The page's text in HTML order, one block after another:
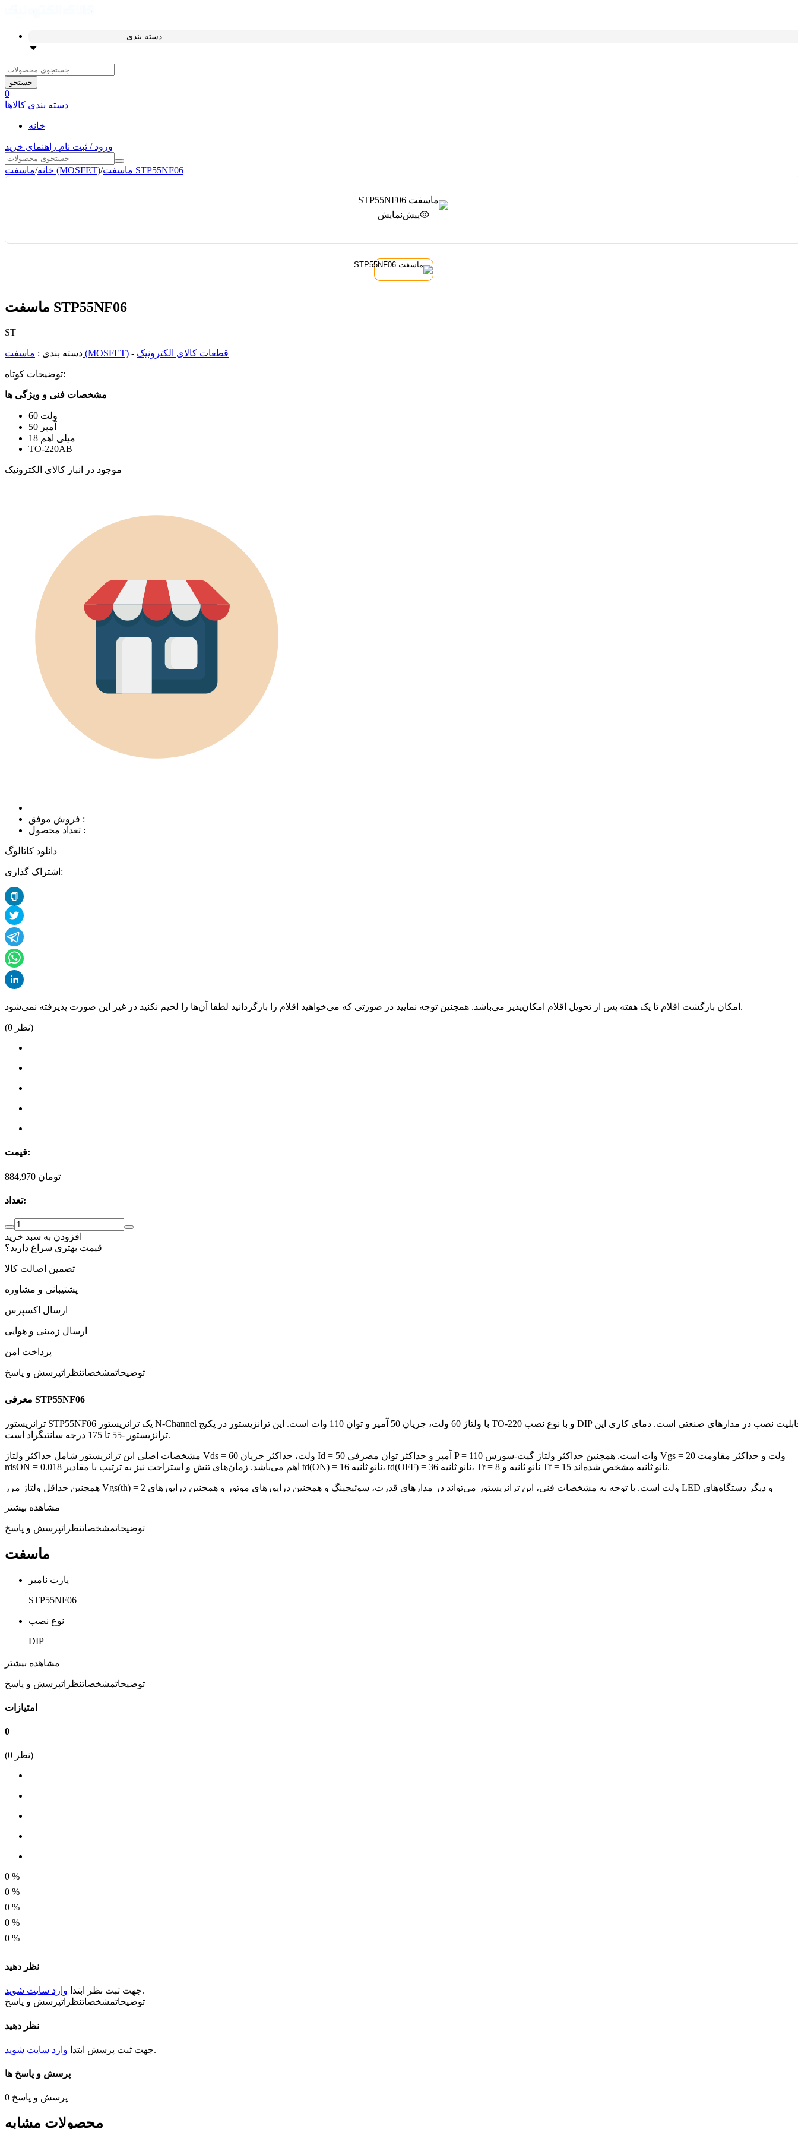
دسته بندی
جستجو
0
دسته بندی کالاها
خانه
ورود / ثبت نام راهنمای خرید
خانه/ ماسفت (MOSFET)/ ماسفت STP55NF06
پیش‌نمایش
ماسفت STP55NF06
ST
دسته بندی : ماسفت (MOSFET) - قطعات کالای الکترونیک
توضیحات کوتاه:
مشخصات فنی و ویژگی ها
60 ولت
50 آمپر
18 میلی اهم
TO-220AB
موجود در انبار کالای الکترونیک
فروش موفق :
تعداد محصول :
دانلود کاتالوگ
اشتراک گذاری:
امکان بازگشت اقلام تا یک هفته پس از تحویل اقلام امکان‌پذیر می‌باشد. همچنین توجه نمایید در صورتی که می‌خواهید اقلام را بازگردانید لطفا آن‌ها را لحیم نکنید در غیر این صورت پذیرفته نمی‌شود.
(0 نظر)
قیمت:
884,970 تومان
تعداد:
افزودن به سبد خرید
قیمت بهتری سراغ دارید؟
تضمین اصالت کالا
پشتیبانی و مشاوره
ارسال اکسپرس
ارسال زمینی و هوایی
پرداخت امن
توضیحاتمشخصاتنظراتپرسش و پاسخ
معرفی STP55NF06
ترانزیستور STP55NF06 یک ترانزیستور N-Channel با ولتاژ 60 ولت، جریان 50 آمپر و توان 110 وات است. این ترانزیستور در پکیج TO-220 و با نوع نصب DIP قابلیت نصب در مدارهای صنعتی است. دمای کاری این
ترانزیستور -55 تا 175 درجه سانتیگراد است.
مشخصات اصلی این ترانزیستور شامل حداکثر ولتاژ Vds = 60 ولت، حداکثر جریان Id = 50 آمپر و حداکثر توان مصرفی P = 110 وات است. همچنین حداکثر ولتاژ گیت-سورس Vgs = 20 ولت و حداکثر مقاومت
rdsON = 0.018 اهم می‌باشد. زمان‌های تنش و استراحت نیز به ترتیب با مقادیر td(ON) = 16 نانو ثانیه، td(OFF) = 36 نانو ثانیه، Tr = 8 نانو ثانیه و Tf = 15 نانو ثانیه مشخص شده‌اند.
همچنین حداقل ولتاژ مرز Vgs(th) = 2 ولت است. با توجه به مشخصات فنی، این ترانزیستور می‌تواند در مدارهای قدرت، سوئیچینگ و همچنین درایورهای موتور و همچنین درایورهای LED و دیگر دستگاه‌های
مشاهده بیشتر
توضیحاتمشخصاتنظراتپرسش و پاسخ
ماسفت
پارت نامبر
STP55NF06
نوع نصب
DIP
نوع ترانزیستور
N-Channel
مشاهده بیشتر
توضیحاتمشخصاتنظراتپرسش و پاسخ
امتیازات
0
(0 نظر)
0 %
0 %
0 %
0 %
0 %
نظر دهید
جهت ثبت نظر ابتدا وارد سایت شوید
.
توضیحاتمشخصاتنظراتپرسش و پاسخ
نظر دهید
جهت ثبت پرسش ابتدا وارد سایت شوید .
پرسش و پاسخ ها
0 پرسش و پاسخ
محصولات مشابه